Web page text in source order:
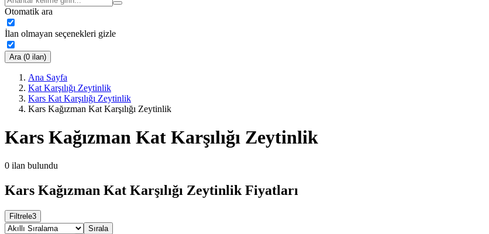
Otomatik ara
İlan olmayan seçenekleri gizle
Ara (0 ilan)
Ana Sayfa
Kat Karşılığı Zeytinlik
Kars Kat Karşılığı Zeytinlik
Kars Kağızman Kat Karşılığı Zeytinlik
Kars Kağızman Kat Karşılığı Zeytinlik
0 ilan bulundu
Kars Kağızman Kat Karşılığı Zeytinlik Fiyatları
Filtrele3
Sırala